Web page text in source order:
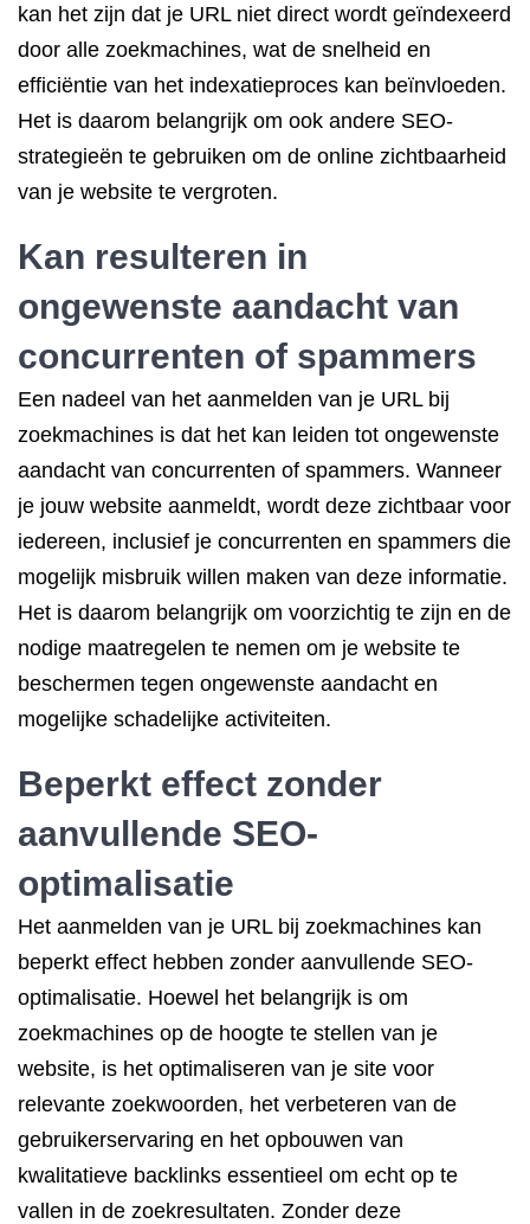
kan het zijn dat je URL niet direct wordt geïndexeerd
door alle zoekmachines, wat de snelheid en
efficiëntie van het indexatieproces kan beïnvloeden.
Het is daarom belangrijk om ook andere SEO-
strategieën te gebruiken om de online zichtbaarheid
van je website te vergroten.
Kan resulteren in
ongewenste aandacht van
concurrenten of spammers
Een nadeel van het aanmelden van je URL bij
zoekmachines is dat het kan leiden tot ongewenste
aandacht van concurrenten of spammers. Wanneer
je jouw website aanmeldt, wordt deze zichtbaar voor
iedereen, inclusief je concurrenten en spammers die
mogelijk misbruik willen maken van deze informatie.
Het is daarom belangrijk om voorzichtig te zijn en de
nodige maatregelen te nemen om je website te
beschermen tegen ongewenste aandacht en
mogelijke schadelijke activiteiten.
Beperkt effect zonder
aanvullende SEO-
optimalisatie
Het aanmelden van je URL bij zoekmachines kan
beperkt effect hebben zonder aanvullende SEO-
optimalisatie. Hoewel het belangrijk is om
zoekmachines op de hoogte te stellen van je
website, is het optimaliseren van je site voor
relevante zoekwoorden, het verbeteren van de
gebruikerservaring en het opbouwen van
kwalitatieve backlinks essentieel om echt op te
vallen in de zoekresultaten. Zonder deze